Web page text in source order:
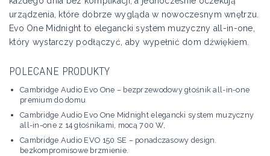
urządzenia, które dobrze wygląda w nowoczesnym wnętrzu.
Evo One Midnight to elegancki system muzyczny all-in-one,
który wystarczy podłączyć, aby wypełnić dom dźwiękiem.
POLECANE PRODUKTY
Cambridge Audio Evo One – bezprzewodowy głośnik all-in-one
premium do domu
Cambridge Audio Evo One Midnight elegancki system muzyczny
all-in-one z 14 głośnikami, mocą 700 W,
Cambridge Audio EVO 150 SE – ponadczasowy design.
bezkompromisowe brzmienie.